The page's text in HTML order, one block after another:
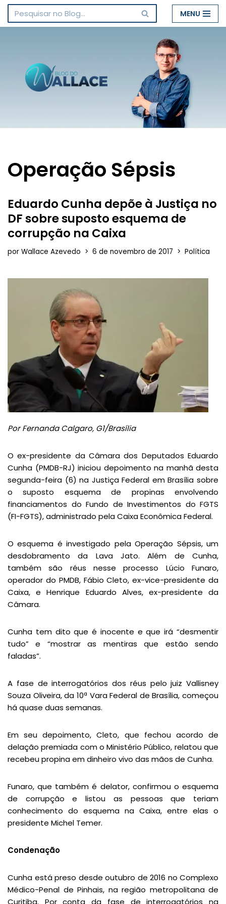
Pular
conteúdo
MENU
Operação Sépsis
Eduardo Cunha depõe à Justiça no
DF sobre suposto esquema de
corrupção na Caixa
por Wallace Azevedo 6 de novembro de 2017 Política
Por Fernanda Calgaro, G1/Brasília
O ex-presidente da Câmara dos Deputados Eduardo
Cunha (PMDB-RJ) iniciou depoimento na manhã desta
segunda-feira (6) na Justiça Federal em Brasília sobre
o suposto esquema de propinas envolvendo
financiamentos do Fundo de Investimentos do FGTS
(FI-FGTS), administrado pela Caixa Econômica Federal.
O esquema é investigado pela Operação Sépsis, um
desdobramento da Lava Jato. Além de Cunha,
também são réus nesse processo Lúcio Funaro,
operador do PMDB, Fábio Cleto, ex-vice-presidente da
Caixa, e Henrique Eduardo Alves, ex-presidente da
Câmara.
Cunha tem dito que é inocente e que irá “desmentir
tudo” e “mostrar as mentiras que estão sendo
faladas”.
A fase de interrogatórios dos réus pelo juiz Vallisney
Souza Oliveira, da 10ª Vara Federal de Brasília, começou
há quase duas semanas.
Em seu depoimento, Cleto, que fechou acordo de
delação premiada com o Ministério Público, relatou que
recebeu propina em dinheiro vivo das mãos de Cunha.
Funaro, que também é delator, confirmou o esquema
de corrupção e listou as pessoas que teriam
conhecimento do esquema na Caixa, entre elas o
presidente Michel Temer.
Condenação
Cunha está preso desde outubro de 2016 no Complexo
Médico-Penal de Pinhais, na região metropolitana de
Curitiba. Por conta da fase de interrogatórios na